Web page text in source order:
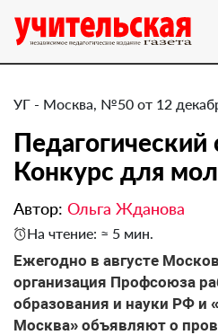
УГ - Москва, №50 от 12
Педагогический
Конкурс для
Автор: Ольга Жданова
На чтение: ≈ 5 мин.
​Ежегодно в августе
организация Профсоюза
образования и науки РФ и
Москва» объявляют о